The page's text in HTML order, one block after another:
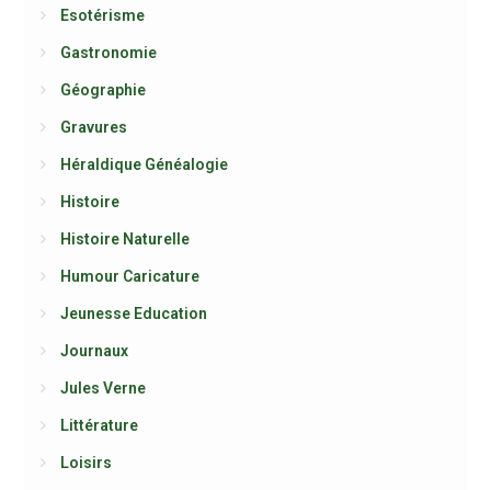
Esotérisme
Gastronomie
Géographie
Gravures
Héraldique Généalogie
Histoire
Histoire Naturelle
Humour Caricature
Jeunesse Education
Journaux
Jules Verne
Littérature
Loisirs